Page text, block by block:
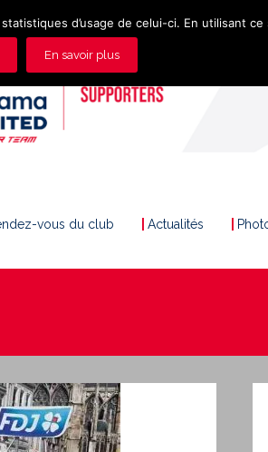
vous du club Actualités
d’usage de celui-ci. En utilisant
En savoir plus